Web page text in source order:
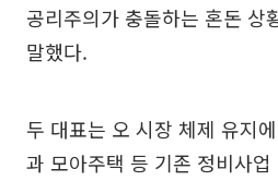
공리주의가 충돌하는 혼돈 상
말했다.
두 대표는 오 시장 체제 유지
과 모아주택 등 기존 정비사